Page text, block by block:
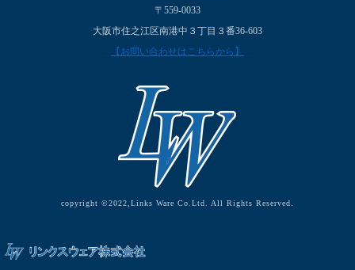
〒559-0033
大阪市住之江区南港中３丁目３番36-603
【お問い合わせはこちらから】
copyright ©2022,Links Ware Co.Ltd. All Rights Reserved.